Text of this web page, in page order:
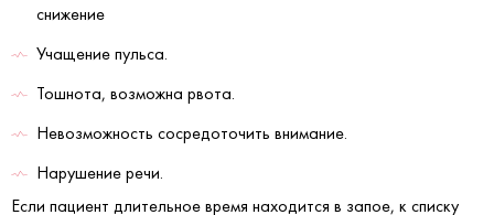
снижение
Учащение пульса.
Тошнота, возможна рвота.
Невозможность сосредоточить внимание.
Нарушение речи.
Если пациент длительное время находится в запое, к списку